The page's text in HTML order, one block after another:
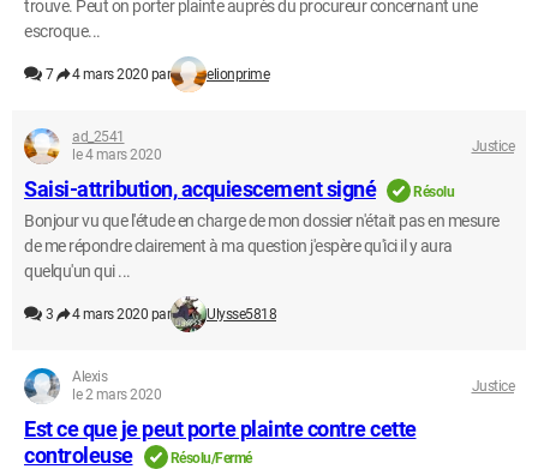
trouve. Peut on porter plainte auprès du procureur concernant une
escroque...
7 4 mars 2020 par elionprime
ad_2541
le 4 mars 2020
Justice
Saisi-attribution, acquiescement signé Résolu
Bonjour vu que l'étude en charge de mon dossier n'était pas en mesure
de me répondre clairement à ma question j'espère qu'ici il y aura
quelqu'un qui ...
3 4 mars 2020 par Ulysse5818
Alexis
le 2 mars 2020
Justice
Est ce que je peut porte plainte contre cette
controleuse
Résolu/Fermé